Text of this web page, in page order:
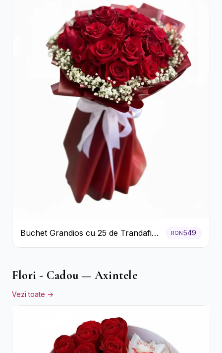
Buchet Grandios cu 25 de Trandafiri
Roșii
RON549
Flori - Cadou — Axintele
Vezi toate →